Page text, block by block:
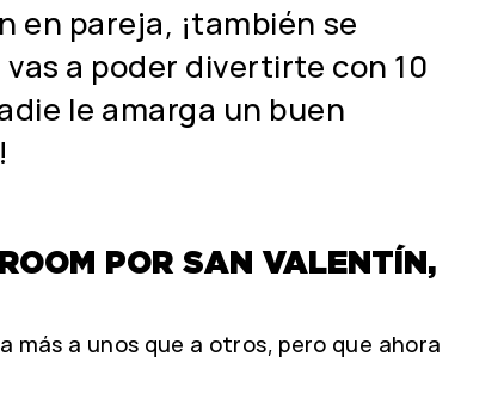
en pareja, ¡también se
a poder divertirte con 10
le amarga un buen
POR SAN VALENTÍN,
más a unos que a otros, pero que ahora